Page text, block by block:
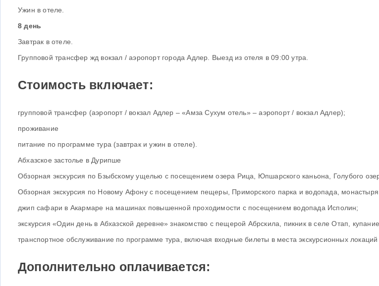
Ужин в отеле.
8 день
Завтрак в отеле.
Групповой трансфер жд вокзал / аэропорт города Адлер. Выезд из отеля в 09:00 утра.
Стоимость включает:
групповой трансфер (аэропорт / вокзал Адлер – «Амза Сухум отель» – аэропорт / вокзал Адлер);
проживание
питание по программе тура (завтрак и ужин в отеле).
Абхазское застолье в Дурипше
Обзорная экскурсия по Бзыбскому ущелью с посещением озера Рица, Юпшарского каньона, Голубого
Обзорная экскурсия по Новому Афону с посещением пещеры, Приморского парка и водопада, монастыря
джип сафари в Акармаре на машинах повышенной проходимости с посещением водопада Исполин;
экскурсия «Один день в Абхазской деревне» знакомство с пещерой Абрскила, пикник в селе Отап,
транспортное обслуживание по программе тура, включая входные билеты в места экскурсионных локаций
Дополнительно оплачивается: